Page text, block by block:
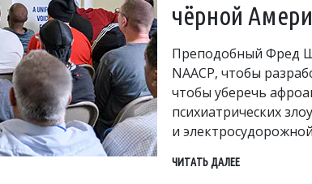
чёрной
Преподобный Фред
NAACP, чтобы
чтобы уберечь
психиатрических
и
ЧИТАТЬ ДАЛЕЕ